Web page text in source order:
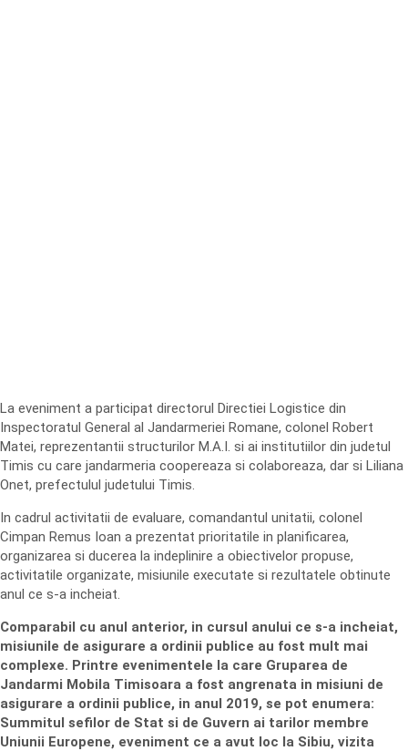
La eveniment a participat directorul Directiei Logistice din
Inspectoratul General al Jandarmeriei Romane, colonel Robert
Matei, reprezentantii structurilor M.A.I. si ai institutiilor din judetul
Timis cu care jandarmeria coopereaza si colaboreaza, dar si Liliana
Onet, prefectulul judetului Timis.
In cadrul activitatii de evaluare, comandantul unitatii, colonel
Cimpan Remus Ioan a prezentat prioritatile in planificarea,
organizarea si ducerea la indeplinire a obiectivelor propuse,
activitatile organizate, misiunile executate si rezultatele obtinute
anul ce s-a incheiat.
Comparabil cu anul anterior, in cursul anului ce s-a incheiat,
misiunile de asigurare a ordinii publice au fost mult mai
complexe. Printre evenimentele la care Gruparea de
Jandarmi Mobila Timisoara a fost angrenata in misiuni de
asigurare a ordinii publice, in anul 2019, se pot enumera:
Summitul sefilor de Stat si de Guvern ai tarilor membre
Uniunii Europene, eveniment ce a avut loc la Sibiu, vizita